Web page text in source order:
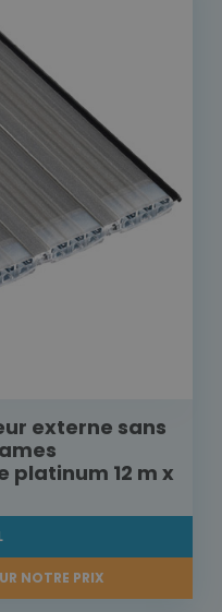
externe sans
platinum 12 m x
NOTRE PRIX